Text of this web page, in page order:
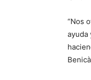
“Nos
ayuda